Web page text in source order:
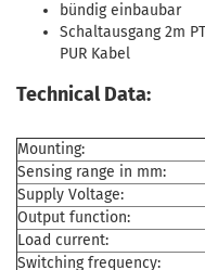
bündig einbaubar
Schaltausgang 2m
PUR Kabel
Technical Data:
Mounting:
Sensing range in mm:
Supply Voltage:
Output function:
Load current:
Switching frequency: